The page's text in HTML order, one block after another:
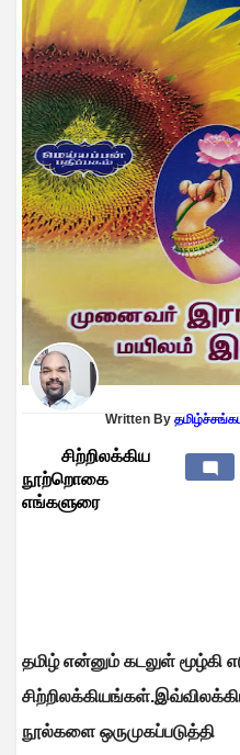
தஞ்சாவூர் மாவட்டம்,
கோடம்பாக்கம்,
Written By
சிற்றிலக்கிய
நூற்றொகை
எங்களுரை
தமிழ் என்னும் கடலுள் மூழ்கி
நூல்களை